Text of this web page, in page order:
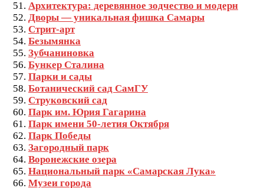
Архитектура: деревянное зодчество и модерн
Дворы — уникальная фишка Самары
Стрит-арт
Безымянка
Зубчаниновка
Бункер Сталина
Парки и сады
Ботанический сад СамГУ
Струковский сад
Парк им. Юрия Гагарина
Парк имени 50-летия Октября
Парк Победы
Загородный парк
Воронежские озера
Национальный парк «Самарская Лука»
Музеи города